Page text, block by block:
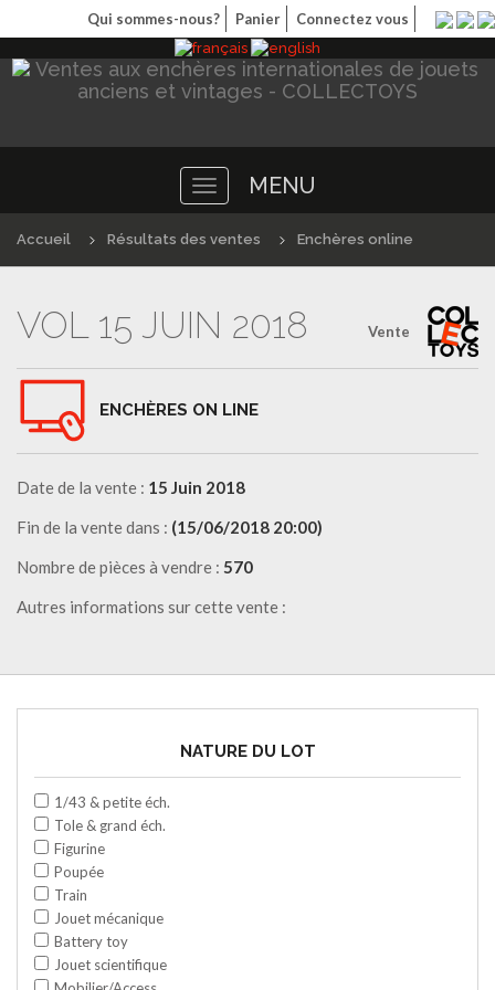
Qui sommes-nous? Panier Connectez vous
Toggle
navigation
MENU
Accueil Résultats des ventes Enchères online
Vente
VOL 15 JUIN 2018
ENCHÈRES ON LINE
Date de la vente : 15 Juin 2018
Fin de la vente dans : (15/06/2018 20:00)
Nombre de pièces à vendre : 570
Autres informations sur cette vente :
NATURE DU LOT
1/43 & petite éch.
Tole & grand éch.
Figurine
Poupée
Train
Jouet mécanique
Battery toy
Jouet scientifique